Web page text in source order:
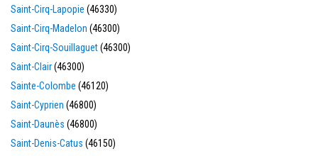
Saint-Cirq-Lapopie (46330)
Saint-Cirq-Madelon (46300)
Saint-Cirq-Souillaguet(46300)
Saint-Clair(46300)
Sainte-Colombe (46120)
Saint-Cyprien (46800)
Saint-Daunès (46800)
Saint-Denis-Catus (46150)